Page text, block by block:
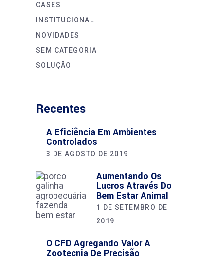
CASES
INSTITUCIONAL
NOVIDADES
SEM CATEGORIA
SOLUÇÃO
Recentes
A Eficiência Em Ambientes
Controlados
3 DE AGOSTO DE 2019
Aumentando Os
Lucros Através Do
Bem Estar Animal
1 DE SETEMBRO DE
2019
O CFD Agregando Valor A
Zootecnia De Precisão